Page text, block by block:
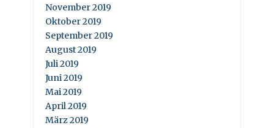
November 2019
Oktober 2019
September 2019
August 2019
Juli 2019
Juni 2019
Mai 2019
April 2019
März 2019